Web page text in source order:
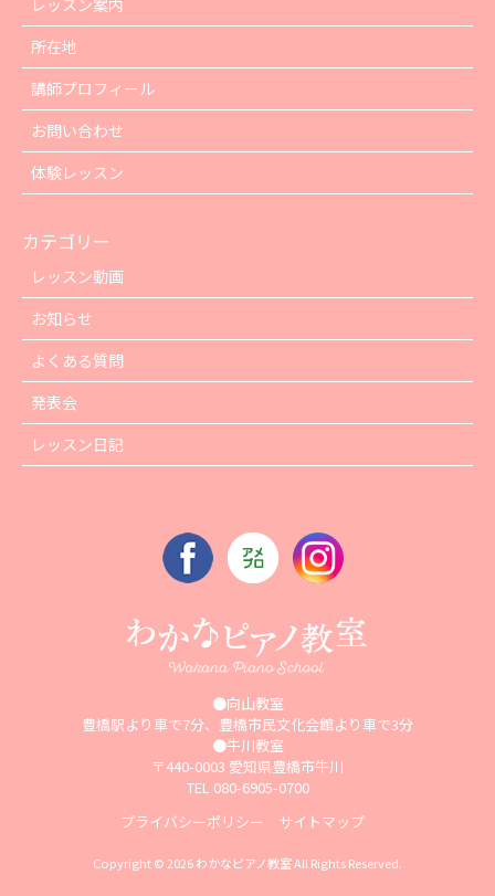
レッスン案内
所在地
講師プロフィール
お問い合わせ
体験レッスン
カテゴリー
レッスン動画
お知らせ
よくある質問
発表会
レッスン日記
●向山教室
豊橋駅より車で7分、豊橋市民文化会館より車で3分
●牛川教室
〒440-0003 愛知県豊橋市牛川
TEL 080-6905-0700
プライバシーポリシー
サイトマップ
Copyright © 2026 わかなピアノ教室 All Rights Reserved.